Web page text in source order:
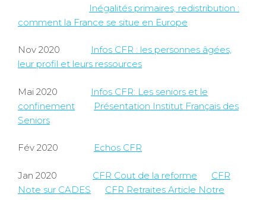
Inégalités primaires, redistribution :
comment la France se situe en Europe
Nov 2020
Infos CFR : les personnes âgées,
leur profil et leurs ressources
Mai 2020
Infos CFR: Les seniors et le
confinement
Présentation Institut Français des
Seniors
Fév 2020 Echos CFR
Jan 2020 CFR Cout de la reforme
CFR
Note sur CADES
CFR Retraites Article Notre